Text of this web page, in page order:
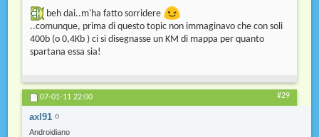
beh dai..m'ha fatto sorridere
..comunque, prima di questo topic non immaginavo che con soli
400b (o 0,4Kb ) ci si disegnasse un KM di mappa per quanto
spartana essa sia!
07-01-1122:00 #29
axl91
Androidiano